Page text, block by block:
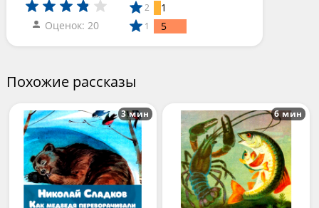
Оценок: 20
2 1
1 5
Похожие рассказы
3 мин 6 мин